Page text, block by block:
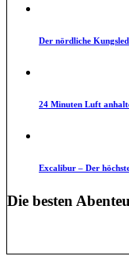
Der nördliche
24 Minuten Luft
Excalibur – Der
Die besten